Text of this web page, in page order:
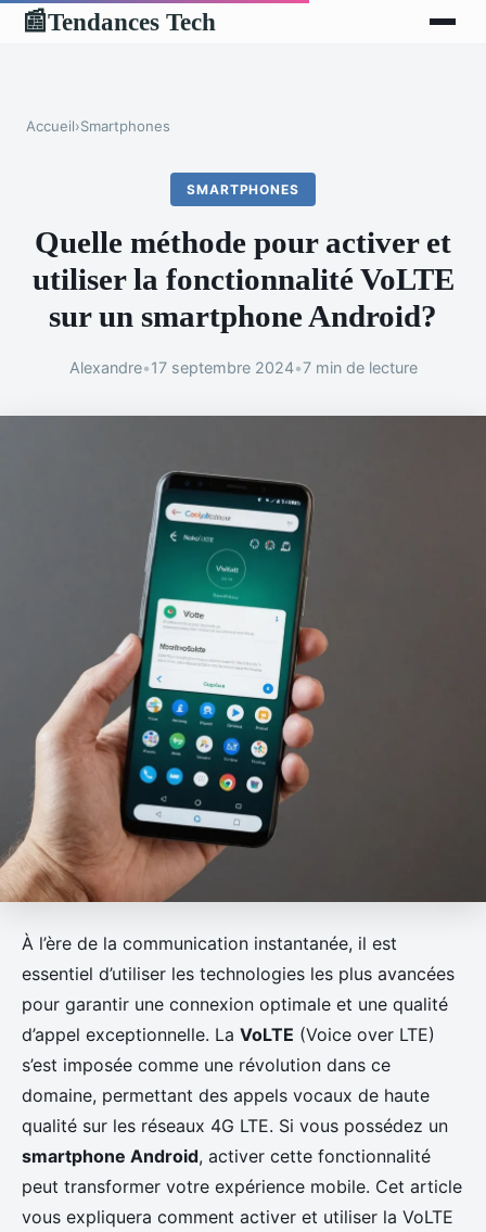
📰Tendances Tech
Accueil›Smartphones
SMARTPHONES
Quelle méthode pour activer et
utiliser la fonctionnalité VoLTE
sur un smartphone Android?
Alexandre•17 septembre 2024•7 min de lecture
À l’ère de la communication instantanée, il est
essentiel d’utiliser les technologies les plus avancées
pour garantir une connexion optimale et une qualité
d’appel exceptionnelle. La VoLTE (Voice over LTE)
s’est imposée comme une révolution dans ce
domaine, permettant des appels vocaux de haute
qualité sur les réseaux 4G LTE. Si vous possédez un
smartphone Android, activer cette fonctionnalité
peut transformer votre expérience mobile. Cet article
vous expliquera comment activer et utiliser la VoLTE